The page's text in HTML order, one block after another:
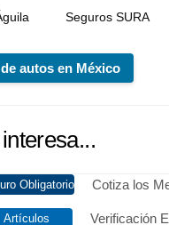
Seguros SURA
autos en México
Cotiza los
Verificación